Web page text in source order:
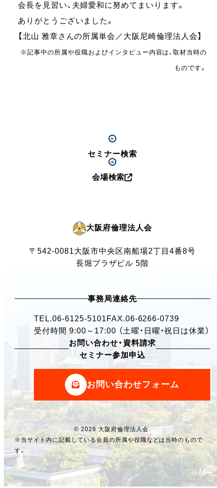
会長を見習い、夫婦愛和に努めてまいります。
ありがとうございました。
【北山 雅章さんの所属単会／大阪尼崎倫理法人会】
※記事中の所属や役職およびインタビュー内容は、取材当時の
ものです。
セミナー検索
会場検索
大阪府倫理法人会
〒542-0081大阪市中央区南船場2丁目4番8号
長堀プラザビル 5階
事務局連絡先
TEL.06-6125-5101 FAX.06-6266-0739
受付時間 9:00～17:00 （土曜・日曜・祝日は休業）
お問い合わせ・資料請求
セミナー参加申込
お問い合わせフォーム
© 2026 大阪府倫理法人会.
※当サイト内に記載している会員の所属や役職などは当時のもので
す。